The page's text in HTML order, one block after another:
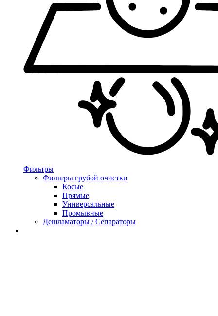
Фильтры
Фильтры грубой очистки
Косые
Прямые
Универсальные
Промывные
Дешламаторы / Сепараторы